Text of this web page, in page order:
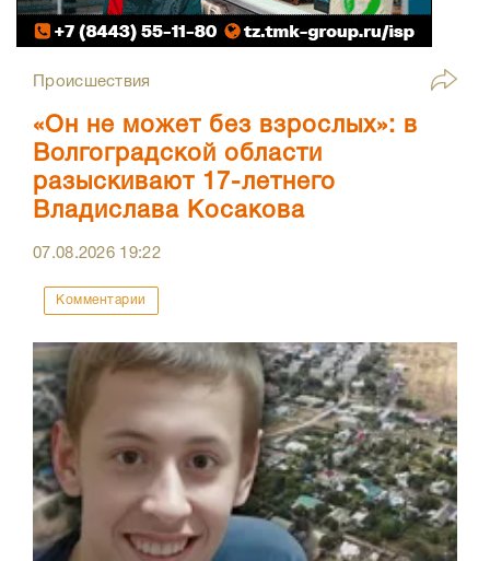
Происшествия
«Он не может без взрослых»: в
Волгоградской области
разыскивают 17-летнего
Владислава Косакова
07.08.2026 19:22
Комментарии